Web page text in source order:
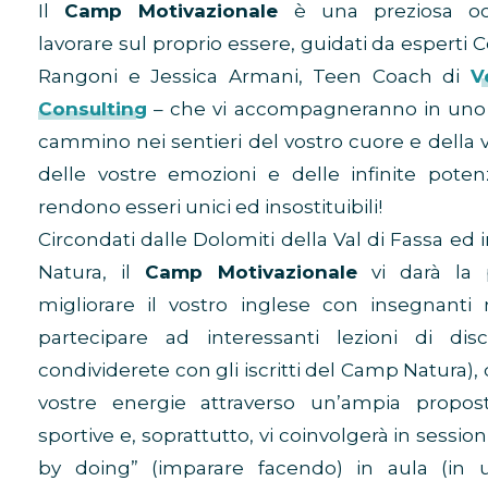
Il Camp Motivazionale è una preziosa
lavorare sul proprio essere, guidati da esperti
Rangoni e Jessica Armani, Teen Coach di
Consulting – che vi accompagneranno in
cammino nei sentieri del vostro cuore e della
delle vostre emozioni e delle infinite
rendono esseri unici ed insostituibili!
Circondati dalle Dolomiti della Val di Fassa ed
Natura, il Camp Motivazionale vi darà la
migliorare il vostro inglese con insegnanti
partecipare ad interessanti lezioni di
condividerete con gli iscritti del Camp Natura),
vostre energie attraverso un’ampia
sportive e, soprattutto, vi coinvolgerà in
by doing” (imparare facendo) in aula (in